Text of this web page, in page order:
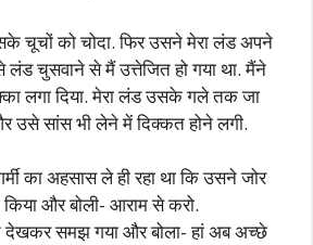
चूचों को चोदा. फिर उसने मेरा लंड अपने
लंड चुसवाने से मैं उत्तेजित हो गया था. मैंने
लगा दिया. मेरा लंड उसके गले तक जा
उसे सांस भी लेने में दिक्कत होने लगी.
का अहसास ले ही रहा था कि उसने जोर
और बोली- आराम से करो.
समझ गया और बोला- हां अब अच्छे